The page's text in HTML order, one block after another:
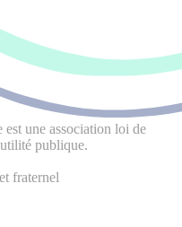
une association loi de
publique.
fraternel